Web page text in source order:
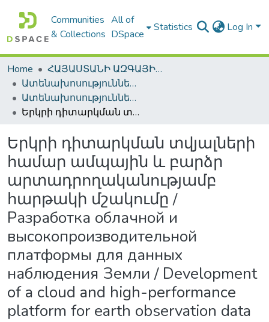
Communities
& Collections
All of
DSpace
Statistics Log In
Home
ՀԱՅԱՍՏԱՆԻ ԱԶԳԱՅԻՆ ԳՐԱԴԱՐԱՆԻ ԹՎԱՅԻՆ ՊԱՀՈՑ / DIGITAL REPOSITORY OF NLA
Ատենախոսություններ և սեղմագրեր / Theses & Abstracts
Ատենախոսություններ և սեղմագրեր / Theses & Abstracts
Երկրի դիտարկման տվյալների համար ամպային և բարձր արտադրողականությամբ հարթակի մշակումը / Разработка облачной и высокопроизводительной платформы для данных наблюдения Земли / Development of a cloud and high-performance platform for earth observation data
Երկրի դիտարկման տվյալների
համար ամպային և բարձր
արտադրողականությամբ
հարթակի մշակումը /
Разработка облачной и
высокопроизводительной
платформы для данных
наблюдения Земли / Development
of a cloud and high-performance
platform for earth observation data